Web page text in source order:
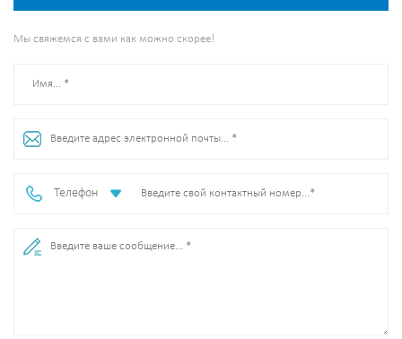
Мы свяжемся с вами как можно скорее!
Телефон